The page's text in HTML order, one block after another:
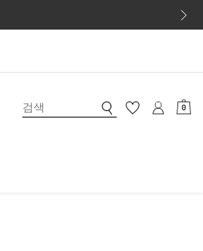
0